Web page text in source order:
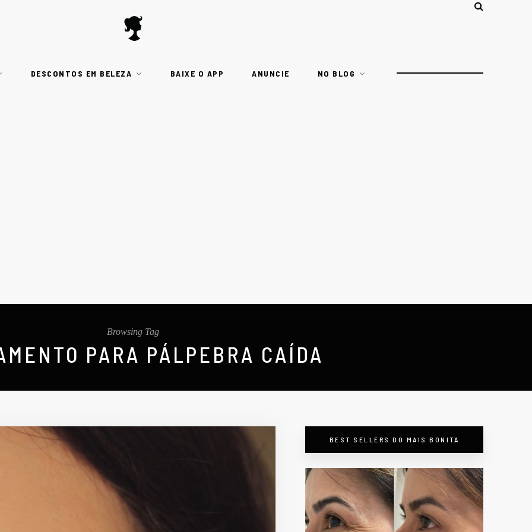
DESCONTOS EM BELEZA BAIXE O APP ANUNCIE NO BLOG
Browsing Tag
PARA PÁLPEBRA CAÍDA
BEST SELLERS DO MAIS BONITA